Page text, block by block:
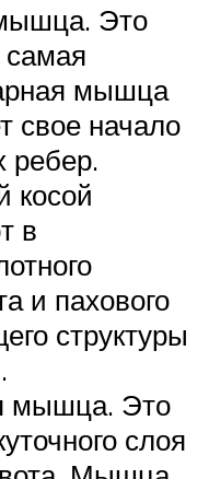
Это
мышца
свое начало
ребер.
косой
в
и пахового
структуры
мышца. Это
слоя